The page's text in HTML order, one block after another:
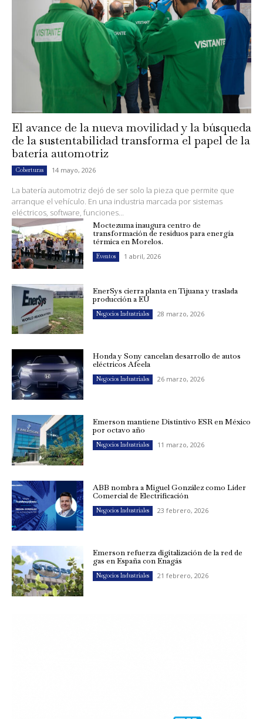
El avance de la nueva movilidad y la búsqueda
de la sustentabilidad transforma el papel de la
batería automotriz
Coberturas 14 mayo, 2026
La batería automotriz dejó de ser solo la pieza que permite que
arranque el vehículo. En una industria marcada por sistemas
eléctricos, software, funciones...
Moctezuma inaugura centro de
transformación de residuos para energía
térmica en Morelos.
Eventos 1 abril, 2026
EnerSys cierra planta en Tijuana y traslada
producción a EU
Negocios Industriales 28 marzo, 2026
Honda y Sony cancelan desarrollo de autos
eléctricos Afeela
Negocios Industriales 26 marzo, 2026
Emerson mantiene Distintivo ESR en México
por octavo año
Negocios Industriales 11 marzo, 2026
ABB nombra a Miguel González como Líder
Comercial de Electrificación
Negocios Industriales 23 febrero, 2026
Emerson refuerza digitalización de la red de
gas en España con Enagás
Negocios Industriales 21 febrero, 2026